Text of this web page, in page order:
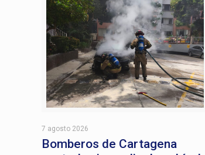
7 agosto 2026
Bomberos de Cartagena